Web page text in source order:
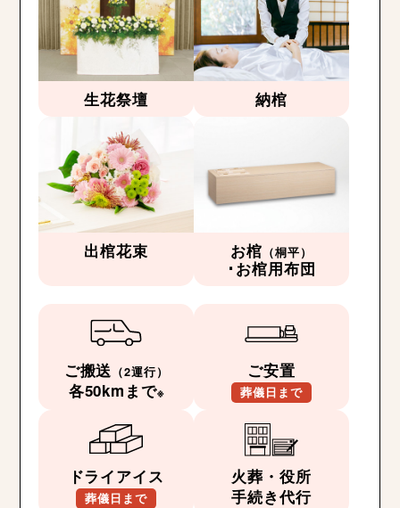
生花祭壇 納棺
出棺花束 お棺 （桐平）
･お棺用布団
ご搬送 （2運行）
各50kmまで※
ご安置
葬儀日まで
ドライアイス
葬儀日まで
火葬・役所
手続き代行